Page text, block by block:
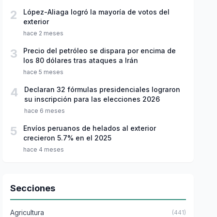
2
López-Aliaga logró la mayoría de votos del
exterior
hace 2 meses
3
Precio del petróleo se dispara por encima de
los 80 dólares tras ataques a Irán
hace 5 meses
4
Declaran 32 fórmulas presidenciales lograron
su inscripción para las elecciones 2026
hace 6 meses
5
Envíos peruanos de helados al exterior
crecieron 5.7% en el 2025
hace 4 meses
Secciones
Agricultura (441)